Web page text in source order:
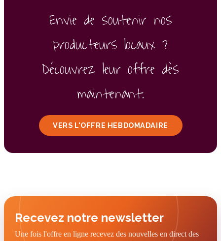
Envie de soutenir nos
producteurs locaux ?
Découvrez leur offre dès
maintenant.
VERS L'OFFRE HEBDOMADAIRE
Recevez notre newsletter
Une fois l'offre en ligne recevez des nouvelles en direct des